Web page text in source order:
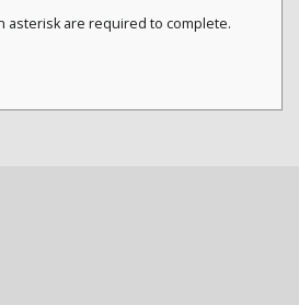
asterisk are required to complete.